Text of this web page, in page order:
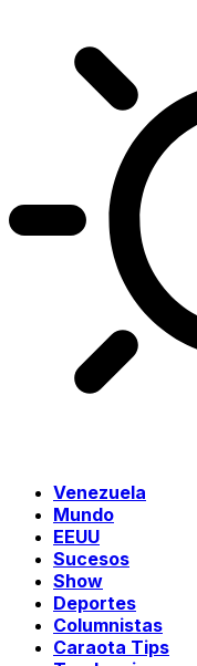
Venezuela
Mundo
EEUU
Sucesos
Show
Deportes
Columnistas
Caraota Tips